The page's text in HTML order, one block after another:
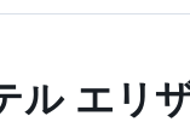
ル エリ